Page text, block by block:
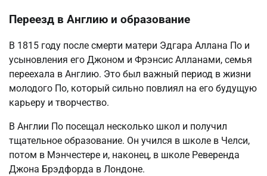
Переезд в Англию и образование
В 1815 году после смерти матери Эдгара Аллана По и
усыновления его Джоном и Фрэнсис Алланами, семья
переехала в Англию. Это был важный период в жизни
молодого По, который сильно повлиял на его будущую
карьеру и творчество.
В Англии По посещал несколько школ и получил
тщательное образование. Он учился в школе в Челси,
потом в Мэнчестере и, наконец, в школе Реверенда
Джона Брэдфорда в Лондоне.